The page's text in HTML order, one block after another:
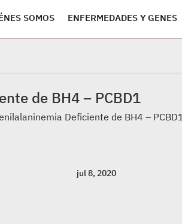
SOMOS ENFERMEDADES Y GENES
de BH4 – PCBD1
jul 8, 2020
Deficiente de BH4 – PCBD1